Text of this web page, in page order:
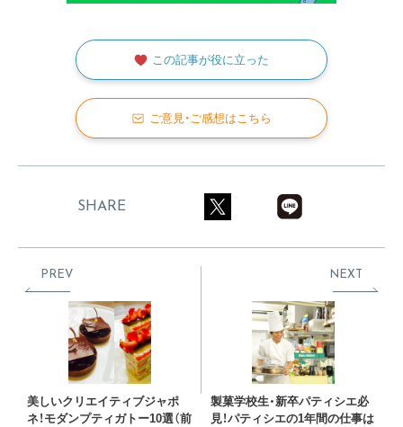
この記事が役に立った
ご意見・ご感想はこちら
SHARE
PREV
美しいクリエイティブジャポ
ネ！モダンプティガトー10選（前
NEXT
製菓学校生・新卒パティシエ必
見！パティシエの1年間の仕事は